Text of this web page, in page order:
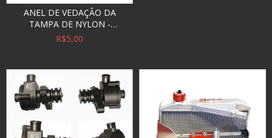
ANEL DE VEDAÇÃO DA
TAMPA DE NYLON -
RAISMAN
R$5,00